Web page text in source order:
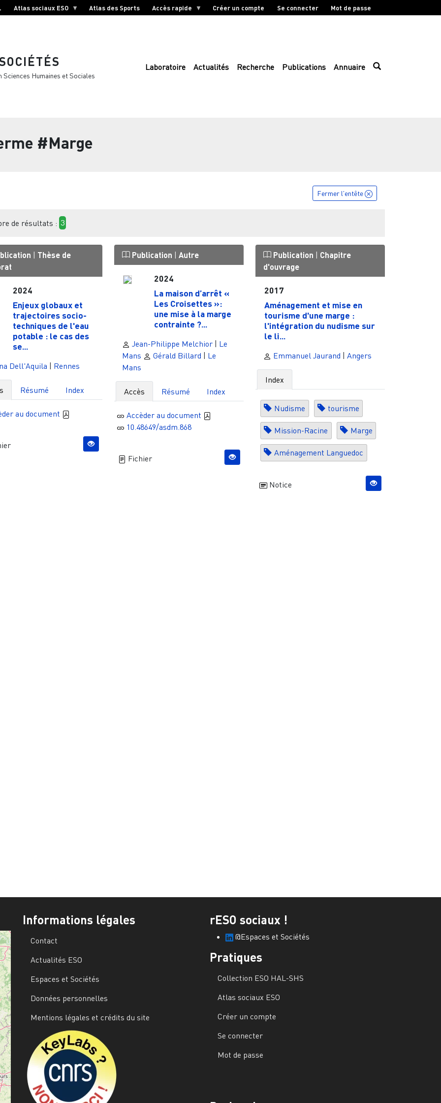
Atlas sociaux ESO Atlas des Sports Accès rapide Créer un compte Se connecter Mot de passe
Humaines et Sociales
Laboratoire Actualités Recherche Publications Annuaire
#Marge
Fermer l'entête
de résultats : 3
| Thèse de
2024
Enjeux globaux et
trajectoires socio-
techniques de l'eau
potable : le cas des
se...
Dell'Aquila | Rennes
Résumé Index
au document
Publication | Autre
2024
La maison d’arrêt «
Les Croisettes »:
une mise à la marge
contrainte ?...
Jean-Philippe Melchior| Le
Mans
Gérald Billard | Le
Mans
Accès Résumé Index
Accèder au document
10.48649/asdm.868
Fichier
Publication | Chapitre
d'ouvrage
2017
Aménagement et mise en
tourisme d'une marge :
l'intégration du nudisme sur
le li...
Emmanuel Jaurand | Angers
Index
Nudisme tourisme
Mission-Racine Marge
Aménagement Languedoc
Notice
Informations légales
Contact
Actualités ESO
Espaces et Sociétés
Données personnelles
Mentions légales et crédits du site
rESO sociaux !
@Espaces et Sociétés
Pratiques
Collection ESO HAL-SHS
Atlas sociaux ESO
Créer un compte
Se connecter
Mot de passe